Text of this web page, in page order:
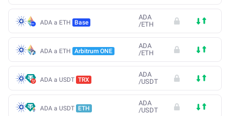
ADA a ETH Base
ADA
/ETH
ADA a ETH Arbitrum ONE
ADA
/ETH
ADA a USDT TRX
ADA
/USDT
ADA a USDT ETH
ADA
/USDT